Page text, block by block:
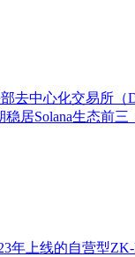
部去中心化交易所
居Solana生态前三
年上线的自营型